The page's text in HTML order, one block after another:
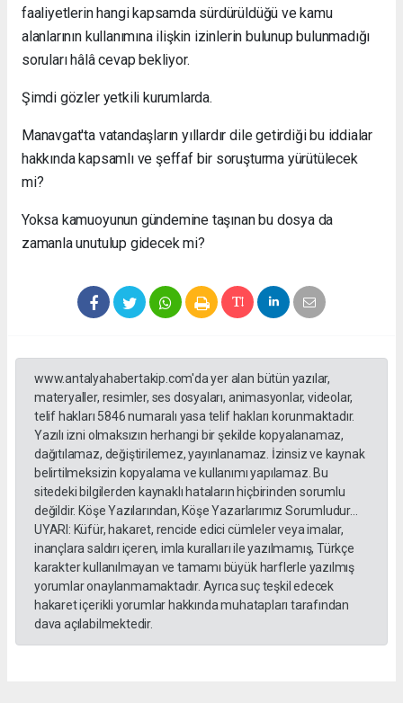
faaliyetlerin hangi kapsamda sürdürüldüğü ve kamu
alanlarının kullanımına ilişkin izinlerin bulunup bulunmadığı
soruları hâlâ cevap bekliyor.
Şimdi gözler yetkili kurumlarda.
Manavgat'ta vatandaşların yıllardır dile getirdiği bu iddialar
hakkında kapsamlı ve şeffaf bir soruşturma yürütülecek
mi?
Yoksa kamuoyunun gündemine taşınan bu dosya da
zamanla unutulup gidecek mi?
www.antalyahabertakip.com'da yer alan bütün yazılar,
materyaller, resimler, ses dosyaları, animasyonlar, videolar,
telif hakları 5846 numaralı yasa telif hakları korunmaktadır.
Yazılı izni olmaksızın herhangi bir şekilde kopyalanamaz,
dağıtılamaz, değiştirilemez, yayınlanamaz. İzinsiz ve kaynak
belirtilmeksizin kopyalama ve kullanımı yapılamaz. Bu
sitedeki bilgilerden kaynaklı hataların hiçbirinden sorumlu
değildir. Köşe Yazılarından, Köşe Yazarlarımız Sorumludur...
UYARI: Küfür, hakaret, rencide edici cümleler veya imalar,
inançlara saldırı içeren, imla kuralları ile yazılmamış, Türkçe
karakter kullanılmayan ve tamamı büyük harflerle yazılmış
yorumlar onaylanmamaktadır. Ayrıca suç teşkil edecek
hakaret içerikli yorumlar hakkında muhatapları tarafından
dava açılabilmektedir.